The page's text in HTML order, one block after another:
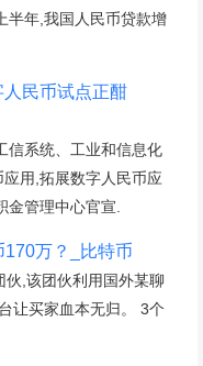
半年,我国人民币贷款增
民币试点正酣
信系统、工业和信息化
用,拓展数字人民币应
金管理中心官宣.
170万？_比特币
伙,该团伙利用国外某聊
让买家血本无归。 3个